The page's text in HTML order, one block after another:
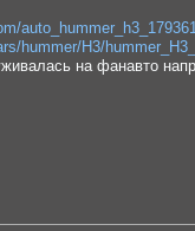
hummer/H3/
на фанавто